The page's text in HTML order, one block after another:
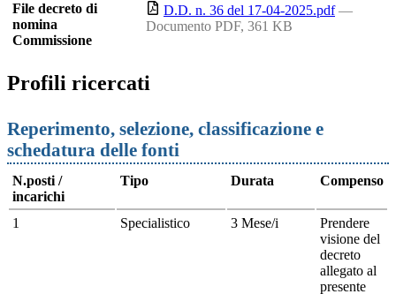
File decreto di
nomina
Commissione
D.D. n. 36 del 17-04-2025.pdf —
Documento PDF, 361 KB
Profili ricercati
Reperimento, selezione, classificazione e
schedatura delle fonti
N.posti /
incarichi
Tipo Durata Compenso
1 Specialistico 3 Mese/i
Prendere
visione del
decreto
allegato al
presente